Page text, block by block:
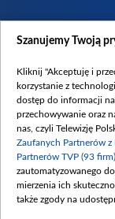
Szanujemy Twoją
Kliknij "Akceptuję i
korzystanie z
dostęp do informacji
przechowywanie oraz
nas, czyli Telewizję
Zaufanych Partnerów
Partnerów TVP (93 firm)
zautomatyzowanego
mierzenia ich
także zgody na